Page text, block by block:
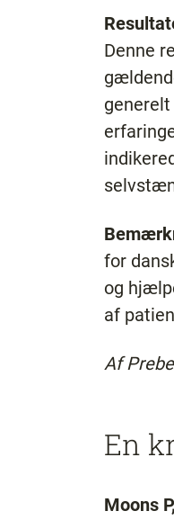
Denne
for
og
af
Af
En
Moons